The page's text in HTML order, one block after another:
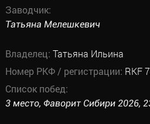
Заводчик:
Татьяна Мелешкевич
Владелец: Татьяна Ильина
Номер РКФ / регистрации: RKF
Список побед:
3 место, Фаворит Сибири 2026,